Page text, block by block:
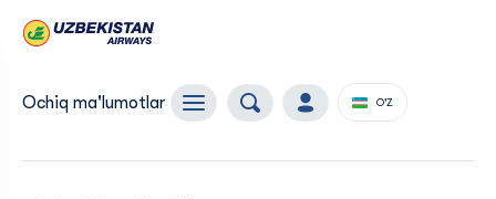
Ochiq ma'lumotlar O'Z